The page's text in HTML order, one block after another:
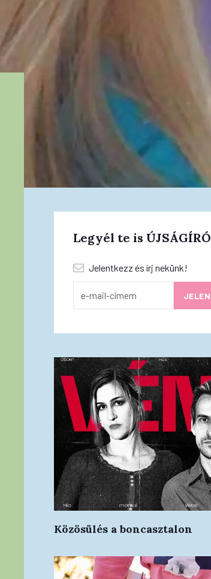
Legyél te is ÚJSÁGÍRÓ
Jelentkezz és írj nekünk!
Közösülés a boncasztalon